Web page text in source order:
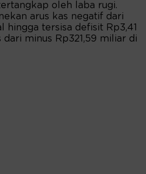
oleh laba rugi.
arus kas negatif dari
hingga tersisa defisit Rp3,41
minus Rp321,59 miliar di